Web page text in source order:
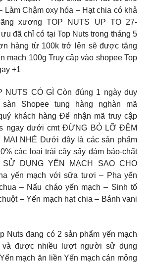
Làm Chậm oxy hóa – Hạt chia có khả
xương TOP NUTS UP TO 27-
đã chỉ có tại Top Nuts trong tháng 5
hàng từ 100k trở lên sẽ được tặng
mạch 100g Truy cập vào shopee Top
+1
NUTS CÓ GÌ Còn đúng 1 ngày duy
Shopee tung hàng nghàn mã
khách hàng Để nhận mã truy cập
ngay dưới cmt ĐỪNG BỎ LỠ ĐÊM
MAI NHÉ Dưới đây là các sản phẩm
các loại trái cây sấy đảm bảo-chất
SỬ DỤNG YẾN MẠCH SAO CHO
yến mạch với sữa tươi – Pha yến
– Nấu cháo yến mạch – Sinh tố
– Yến mạch hạt chia – Bánh vani
Nuts đang có 2 sản phẩm yến mạch
và được nhiều lượt người sử dụng
mạch ăn liền Yến mạch cán mỏng